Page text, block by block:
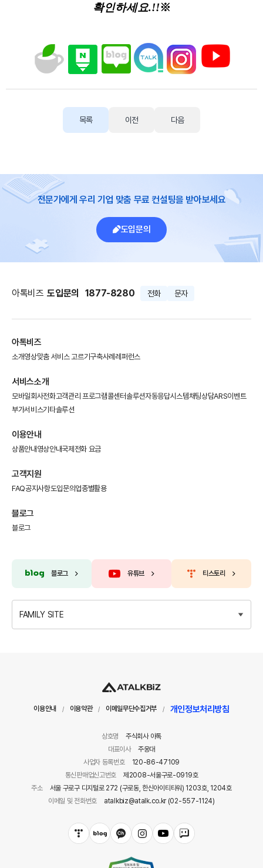
확인하세요.!!※
목록 이전 다음
전문가에게 우리 기업 맞춤 무료 컨설팅을 받아보세요
도입문의
아톡비즈 도입문의 1877-8280 전화 문자
아톡비즈
소개영상맞춤 서비스 고르기구축사례레퍼런스
서비스소개
모바일회사전화고객관리 프로그램콜센터솔루션자동응답시스템채팅상담ARS이벤트
부가서비스기타솔루션
이용안내
상품안내영상안내국제전화 요금
고객지원
FAQ공지사항도입문의업종별활용
블로그
블로그
블로그 유튜브 티스토리
FAMILY SITE
이용안내 / 이용약관 / 이메일무단수집거부 / 개인정보처리방침
상호명
주식회사 아톡
대표이사
주웅대
사업자 등록번호
120-86-47109
통신판매업신고번호
제2008-서울구로-0919호
주소
서울 구로구 디지털로 272 (구로동, 한신아이티타워) 1203호, 1204호
이메일 및 전화번호
atalkbiz@atalk.co.kr (02-557-1124)